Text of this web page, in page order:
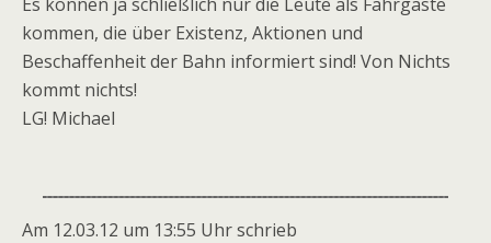
kommen, die über Existenz, Aktionen und
Beschaffenheit der Bahn informiert sind! Von Nichts
kommt nichts!
LG! Michael
Am 12.03.12 um 13:55 Uhr schrieb